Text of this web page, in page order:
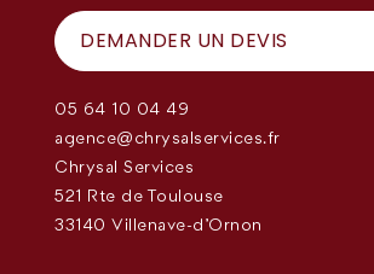
DEMANDER UN DEVIS
05 64 10 04 49
agence@chrysalservices.fr
Chrysal Services
521 Rte de Toulouse
33140 Villenave-d'Ornon